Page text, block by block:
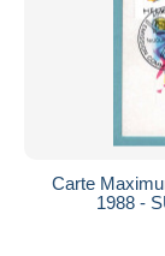
Gesamte
Carte
1988 -